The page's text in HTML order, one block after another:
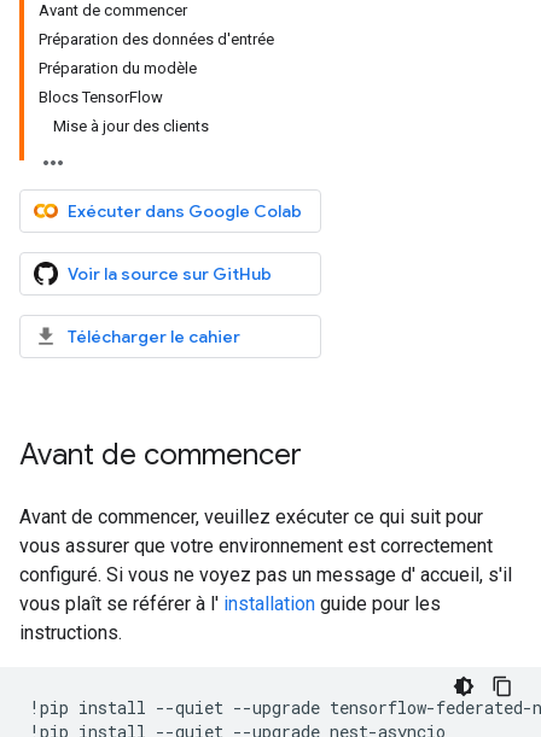
Avant de commencer
Préparation des données d'entrée
Préparation du modèle
Blocs TensorFlow
Mise à jour des clients
Exécuter dans Google Colab
Voir la source sur GitHub
Télécharger le cahier
Avant de commencer
Avant de commencer, veuillez exécuter ce qui suit pour
vous assurer que votre environnement est correctement
configuré. Si vous ne voyez pas un message d' accueil, s'il
vous plaît se référer à l' installation guide pour les
instructions.
! pip install --quiet --upgrade tensorflow-federated-
! pip install --quiet --upgrade nest-asyncio